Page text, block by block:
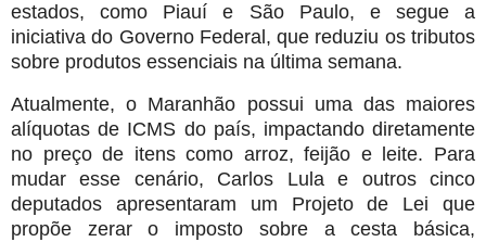
estados, como Piauí e São Paulo, e segue a
iniciativa do Governo Federal, que reduziu os tributos
sobre produtos essenciais na última semana.
Atualmente, o Maranhão possui uma das maiores
alíquotas de ICMS do país, impactando diretamente
no preço de itens como arroz, feijão e leite. Para
mudar esse cenário, Carlos Lula e outros cinco
deputados apresentaram um Projeto de Lei que
propõe zerar o imposto sobre a cesta básica,